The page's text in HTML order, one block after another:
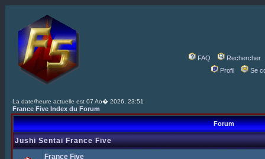
FAQ
Rechercher
Profil
Se
La date/heure actuelle est 07 Ao� 2026, 23:51
France Five Index du Forum
Forum
Jushi Sentai France Five
France Five